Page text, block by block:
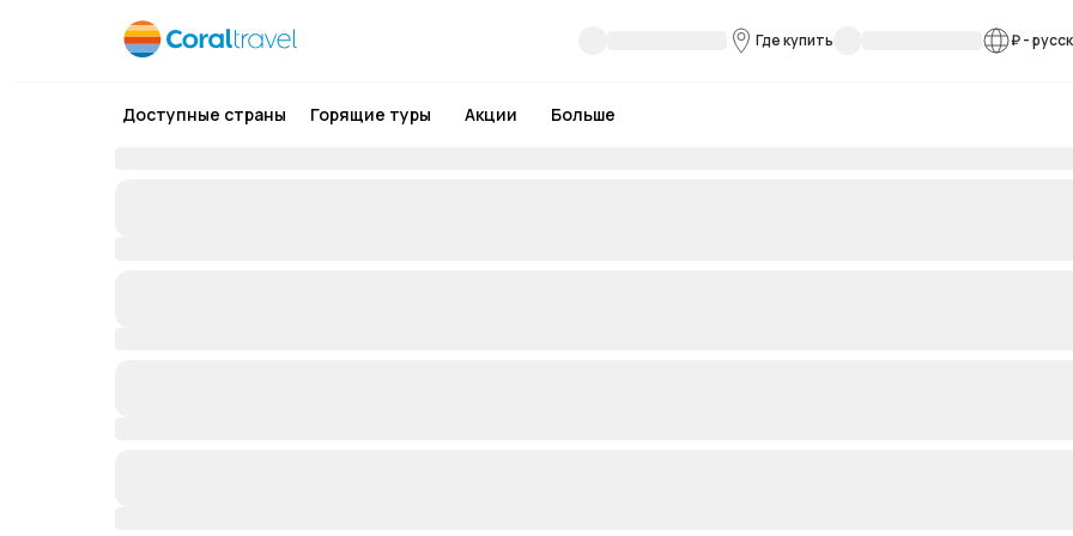
Где купить ₽-
Доступные страны Горящие туры Акции Больше